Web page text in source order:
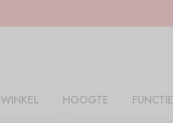
WINKEL HOOGTE FUNCTIE